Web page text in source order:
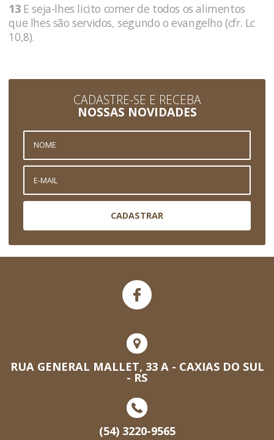
13E seja-lhes licito comer de todos os alimentos
que lhes são servidos, segundo o evangelho (cfr. Lc
10,8).
CADASTRE-SE E RECEBA
NOSSAS NOVIDADES
CADASTRAR
RUA GENERAL MALLET, 33 A - CAXIAS DO SUL
- RS
(54) 3220-9565